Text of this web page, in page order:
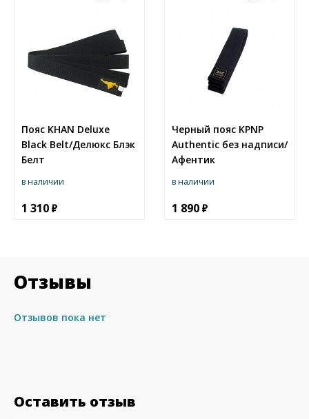
Пояс KHAN Deluxe
Black Belt/Делюкс Блэк
Белт
в наличии
1 310
Черный пояс KPNP
Authentic без надписи/
Афентик
в наличии
1 890
Отзывы
Отзывов пока нет
Оставить отзыв